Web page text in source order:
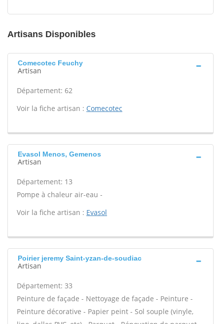
Artisans Disponibles
Comecotec Feuchy
Artisan
Département: 62
Voir la fiche artisan : Comecotec
Evasol Menos, Gemenos
Artisan
Département: 13
Pompe à chaleur air-eau -
Voir la fiche artisan : Evasol
Poirier jeremy Saint-yzan-de-soudiac
Artisan
Département: 33
Peinture de façade - Nettoyage de façade - Peinture -
Peinture décorative - Papier peint - Sol souple (vinyle,